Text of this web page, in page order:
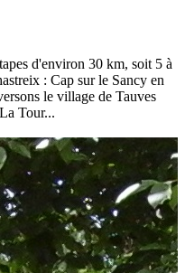
d'environ 30 km, soit 5 à
: Cap sur le Sancy en
le village de Tauves
Tour...